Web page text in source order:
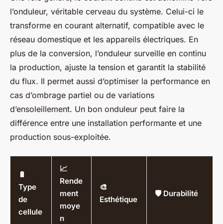
l’onduleur, véritable cerveau du système. Celui-ci le
transforme en courant alternatif, compatible avec le
réseau domestique et les appareils électriques. En
plus de la conversion, l’onduleur surveille en continu
la production, ajuste la tension et garantit la stabilité
du flux. Il permet aussi d’optimiser la performance en
cas d’ombrage partiel ou de variations
d’ensoleillement. Un bon onduleur peut faire la
différence entre une installation performante et une
production sous-exploitée.
🔋
Type
de
cellule
📈
Rende
ment
moye
n
🎨
Esthétique
🛡️ Durabilité